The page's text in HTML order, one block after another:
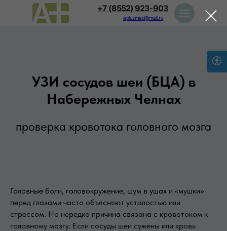
+7 (8552) 923-903
aplusmed@mail.ru
УЗИ сосудов шеи (БЦА) в
Набережных Челнах
проверка кровотока головного мозга
Головные боли, головокружение, шум в ушах и «мушки»
перед глазами часто объясняют усталостью или
стрессом. Но нередко причина связана с кровотоком к
головному мозгу. Если сосуды шеи сужены или кровь